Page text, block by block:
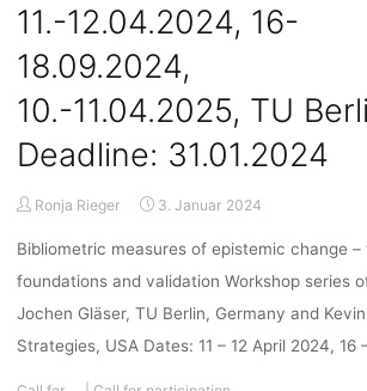
InfoDay,
24.-26.06.2024/Training
School,
RWTH
Aachen
University,
Deadline:
11.-12.04.2024, 16-
18.09.2024,
10.-11.04.2025, TU
Deadline: 31.01.2024
Ronja Rieger 3. Januar 2024
Bibliometric measures of epistemic change
foundations and validation Workshop series
Jochen Gläser, TU Berlin, Germany and
Strategies, USA Dates: 11 – 12 April 2024, 16